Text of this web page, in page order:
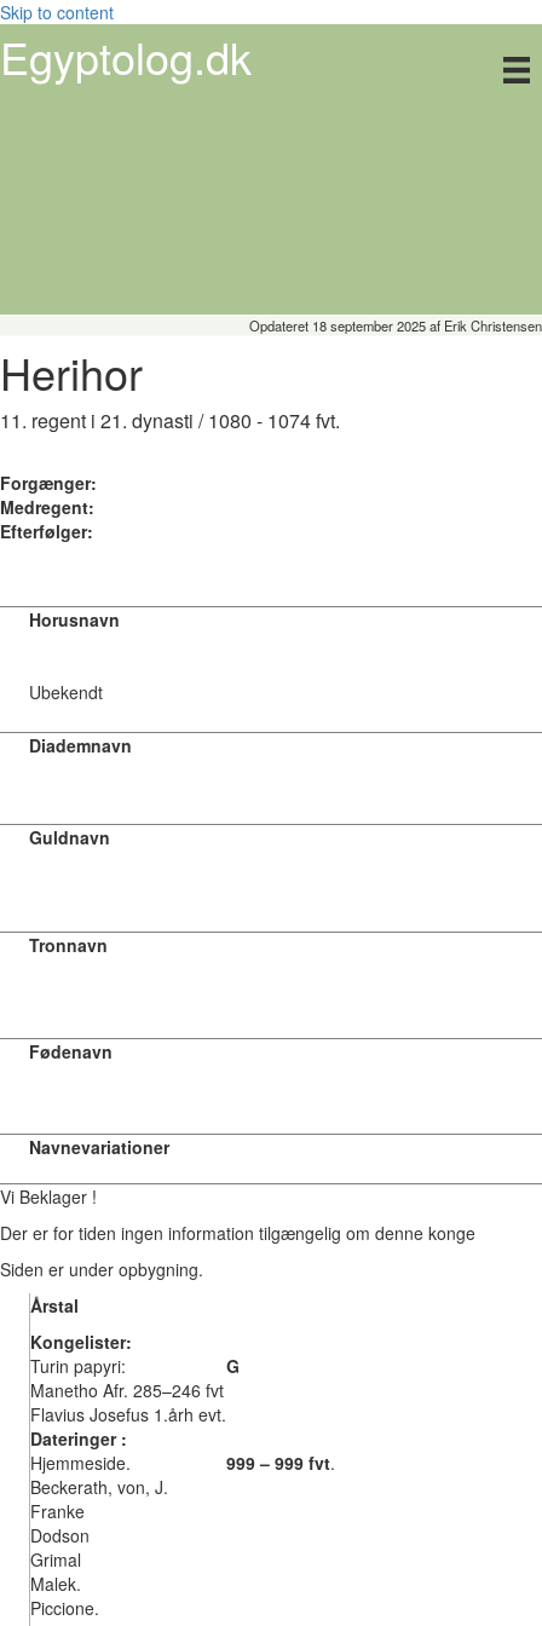
Skip to content
Egyptolog.dk
Opdateret 18 september 2025af Erik Christensen
Herihor
11. regent i 21. dynasti / 1080 - 1074 fvt.
Forgænger:
Medregent:
Efterfølger:
Horusnavn
Ubekendt
Diademnavn
Guldnavn
Tronnavn
Fødenavn
Navnevariationer
Vi Beklager !
Der er for tiden ingen information tilgængelig om denne konge
Siden er under opbygning.
Årstal
Kongelister:
Turin papyri:
G
Manetho Afr. 285–246 fvt
Flavius Josefus 1.årh evt.
Dateringer :
Hjemmeside.
999 – 999 fvt.
Beckerath, von, J.
Franke
Dodson
Grimal
Malek.
Piccione.